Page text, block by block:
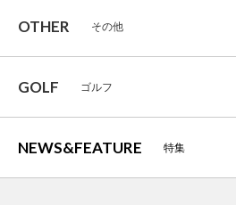
OTHER その他
GOLF ゴルフ
NEWS&FEATURE 特集